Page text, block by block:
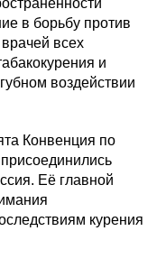
в борьбу против
всех
и
воздействии
Конвенция по
Её главной
курения